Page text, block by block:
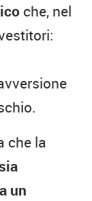
che, nel
che la
un